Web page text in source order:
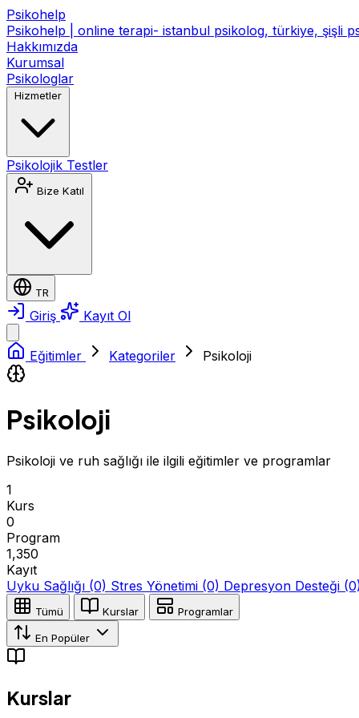
Psikohelp
Psikohelp | online terapi- istanbul psikolog, türkiye, şişli
Hakkımızda
Kurumsal
Psikologlar
Hizmetler
Psikolojik Testler
Bize Katıl
TR
Giriş Kayıt Ol
Eğitimler Kategoriler Psikoloji
Psikoloji
Psikoloji ve ruh sağlığı ile ilgili eğitimler ve programlar
1
Kurs
0
Program
1,350
Kayıt
Uyku Sağlığı (0) Stres Yönetimi (0) Depresyon Desteği
Tümü Kurslar Programlar
En Popüler
Kurslar